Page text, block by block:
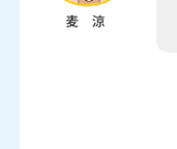
麦 涼